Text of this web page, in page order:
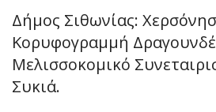
Δήμος Σιθωνίας:
Κορυφογραμμή
Μελισσοκομικό
Συκιά.